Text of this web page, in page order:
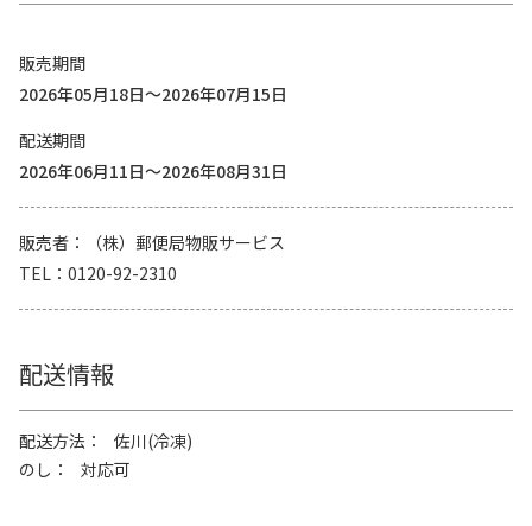
販売期間
2026年05月18日～2026年07月15日
配送期間
2026年06月11日～2026年08月31日
販売者
（株）郵便局物販サービス
TEL
0120-92-2310
配送情報
配送方法
佐川(冷凍)
のし
対応可